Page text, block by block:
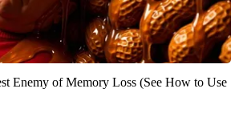
Enemy of Memory Loss (See How to Use